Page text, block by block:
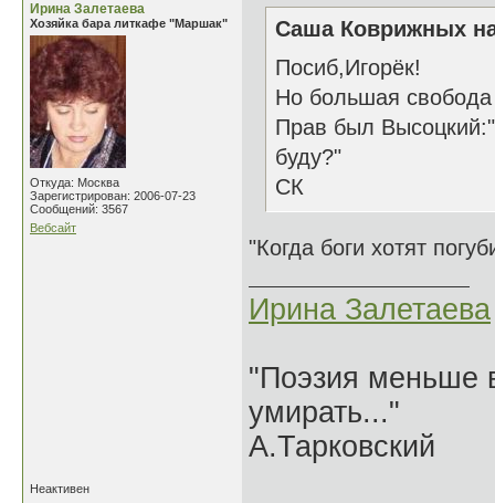
Ирина Залетаева
Хозяйка бара литкафе "Маршак"
Откуда: Москва
Зарегистрирован: 2006-07-23
Сообщений: 3567
Вебсайт
Саша Коврижных
Посиб,Игорёк!
Но большая свобода
Прав был
буду?"
СК
"Когда боги хотят
Ирина Залетаева
"Поэзия меньше
умирать..."
А.Тарковский
Неактивен